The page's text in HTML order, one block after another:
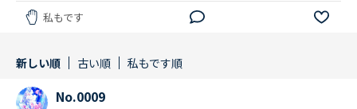
私もです
新しい順 古い順 私もです順
No.0009